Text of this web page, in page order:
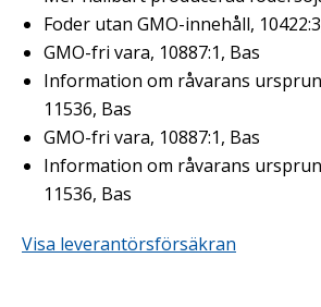
Foder utan GMO-innehåll,
GMO-fri vara, 10887:1, Bas
Information om råvarans
11536, Bas
GMO-fri vara, 10887:1, Bas
Information om råvarans
11536, Bas
Visa leverantörsförsäkran